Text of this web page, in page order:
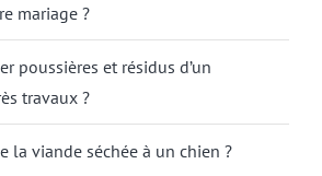
mariage ?
poussières et résidus d’un
travaux ?
la viande séchée à un chien ?